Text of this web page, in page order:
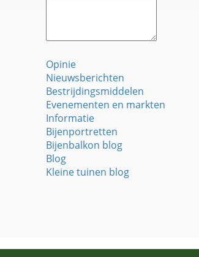
Opinie
Nieuwsberichten
Bestrijdingsmiddelen
Evenementen en markten
Informatie
Bijenportretten
Bijenbalkon blog
Blog
Kleine tuinen blog